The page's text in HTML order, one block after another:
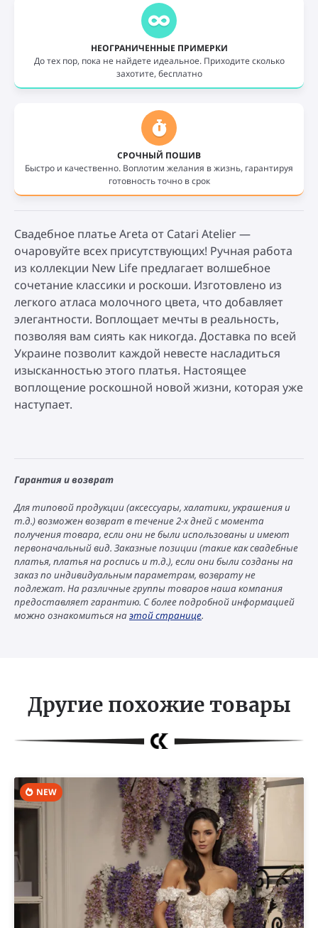
НЕОГРАНИЧЕННЫЕ ПРИМЕРКИ
До тех пор, пока не найдете идеальное. Приходите сколько
захотите, бесплатно
СРОЧНЫЙ ПОШИВ
Быстро и качественно. Воплотим желания в жизнь, гарантируя
готовность точно в срок
Свадебное платье Areta от Catari Atelier —
очаровуйте всех присутствующих! Ручная работа
из коллекции New Life предлагает волшебное
сочетание классики и роскоши. Изготовлено из
легкого атласа молочного цвета, что добавляет
элегантности. Воплощает мечты в реальность,
позволяя вам сиять как никогда. Доставка по всей
Украине позволит каждой невесте насладиться
изысканностью этого платья. Настоящее
воплощение роскошной новой жизни, которая уже
наступает.
Гарантия и возврат
Для типовой продукции (аксессуары, халатики, украшения и
т.д.) возможен возврат в течение 2-х дней с момента
получения товара, если они не были использованы и имеют
первоначальный вид. Заказные позиции (такие как свадебные
платья, платья на роспись и т.д.), если они были созданы на
заказ по индивидуальным параметрам, возврату не
подлежат. На различные группы товаров наша компания
предоставляет гарантию. С более подробной информацией
можно ознакомиться наэтой странице.
Другие похожие товары
NEW